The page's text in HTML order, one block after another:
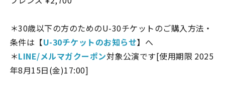
＊30歳以下の方のためのU-30チケットのご購入方法・
条件は【U-30チケットのお知らせ】へ
＊LINE/メルマガクーポン対象公演です[使用期限 2025
年8月15日(金)17:00]